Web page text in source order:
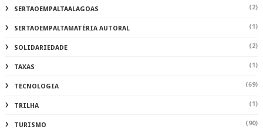
SERTAOEMPALTAALAGOAS (2)
SERTAOEMPALTAMATÉRIA AUTORAL (1)
SOLIDARIEDADE (2)
TAXAS (1)
TECNOLOGIA (69)
TRILHA (1)
TURISMO (90)